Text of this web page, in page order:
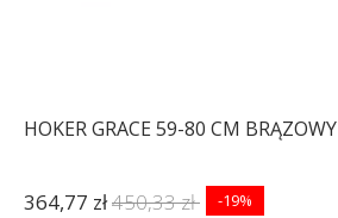
HOKER GRACE 59-80 CM BRĄZOWY
364,77 zł450,33 zł -19%